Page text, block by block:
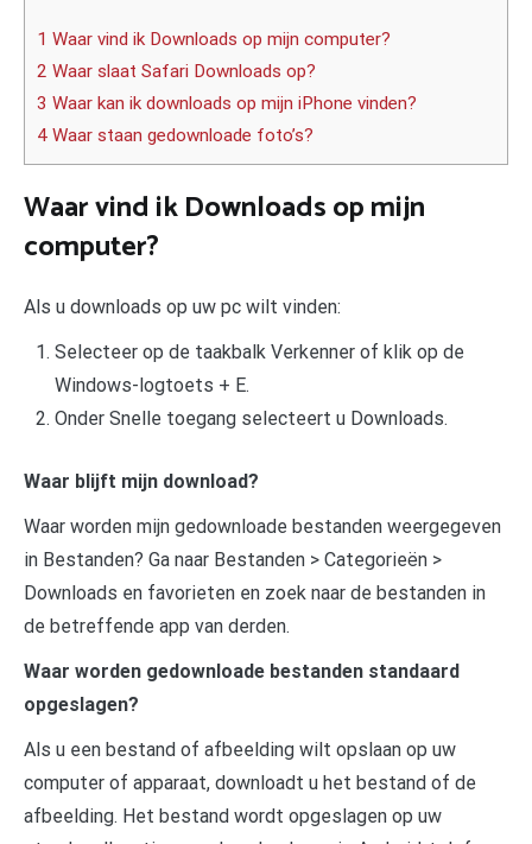
1 Waar vind ik Downloads op mijn computer?
2 Waar slaat Safari Downloads op?
3 Waar kan ik downloads op mijn iPhone vinden?
4 Waar staan gedownloade foto’s?
Waar vind ik Downloads op mijn
computer?
Als u downloads op uw pc wilt vinden:
Selecteer op de taakbalk Verkenner of klik op de
Windows-logtoets + E.
Onder Snelle toegang selecteert u Downloads.
Waar blijft mijn download?
Waar worden mijn gedownloade bestanden weergegeven
in Bestanden? Ga naar Bestanden > Categorieën >
Downloads en favorieten en zoek naar de bestanden in
de betreffende app van derden.
Waar worden gedownloade bestanden standaard
opgeslagen?
Als u een bestand of afbeelding wilt opslaan op uw
computer of apparaat, downloadt u het bestand of de
afbeelding. Het bestand wordt opgeslagen op uw